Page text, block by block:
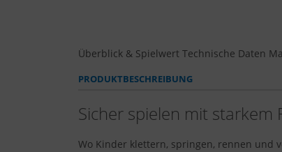
Überblick & Spielwert Technische Daten
PRODUKTBESCHREIBUNG
Sicher spielen mit starkem
Wo Kinder klettern, springen, rennen und